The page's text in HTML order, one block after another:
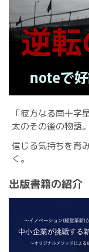
「彼方なる南十字
太のその後の物語。
信じる気持ちを育
く。
出版書籍の紹介